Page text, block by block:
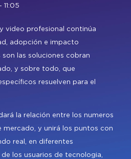
gratis
LinkedinXchangeYoutube
para
11:05
video profesional continúa
adopción e impacto
las soluciones cobran
y sobre todo, que
resuelven para el
la relación entre los numeros
mercado, y unirá los puntos con
real, en diferentes
los usuarios de tecnologia,